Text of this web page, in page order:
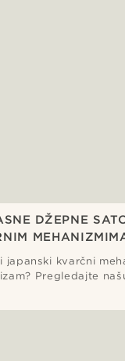
DŽEPNE
japanski kvarčni
Pregledajte